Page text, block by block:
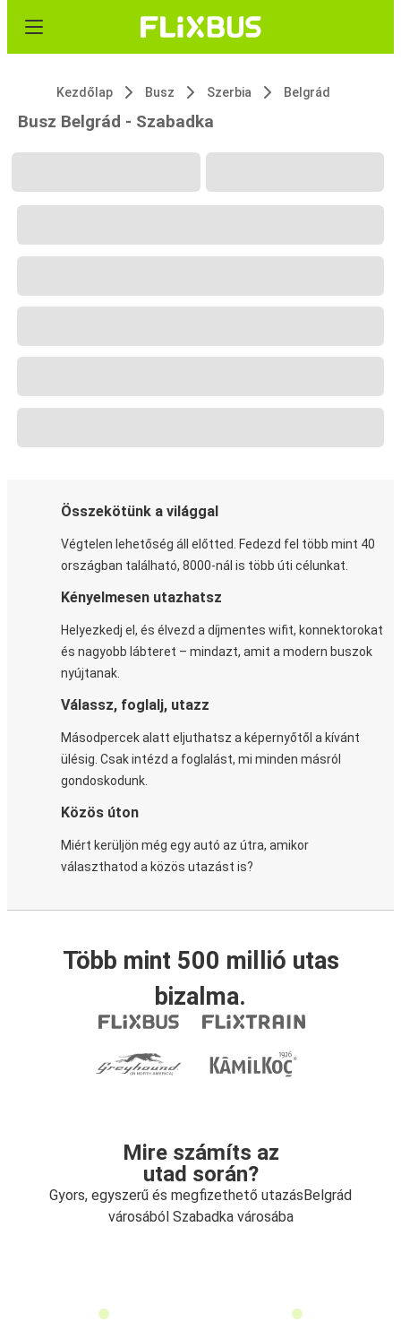
Kezdőlap Busz Szerbia Belgrád
Busz Belgrád - Szabadka
Összekötünk a világgal
Végtelen lehetőség áll előtted. Fedezd fel több mint 40
országban található, 8000-nál is több úti célunkat.
Kényelmesen utazhatsz
Helyezkedj el, és élvezd a díjmentes wifit, konnektorokat
és nagyobb lábteret – mindazt, amit a modern buszok
nyújtanak.
Válassz, foglalj, utazz
Másodpercek alatt eljuthatsz a képernyőtől a kívánt
ülésig. Csak intézd a foglalást, mi minden másról
gondoskodunk.
Közös úton
Miért kerüljön még egy autó az útra, amikor
választhatod a közös utazást is?
Több mint 500 millió utas
bizalma.
Mire számíts az
utad során?
Gyors, egyszerű és megfizethető utazásBelgrád
városából Szabadka városába